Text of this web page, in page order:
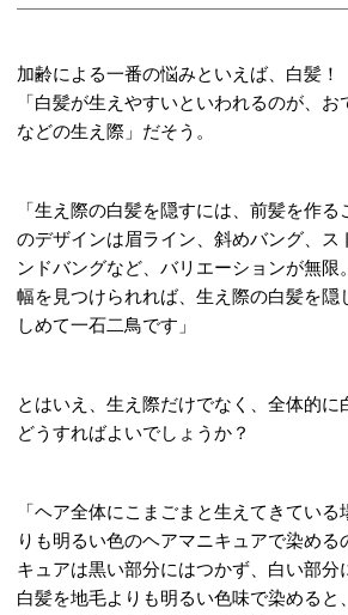
加齢による一番の悩みといえば、白髪
「白髪が生えやすいといわれるのが、
などの生え際」だそう。
「生え際の白髪を隠すには、前髪を作
のデザインは眉ライン、斜めバング、ス
ンドバングなど、バリエーションが無限
幅を見つけられれば、生え際の白髪を隠
しめて一石二鳥です」
とはいえ、生え際だけでなく、全体的に
どうすればよいでしょうか？
「ヘア全体にこまごまと生えてきてい
りも明るい色のヘアマニキュアで染める
キュアは黒い部分にはつかず、白い部分
白髪を地毛よりも明るい色味で染めると